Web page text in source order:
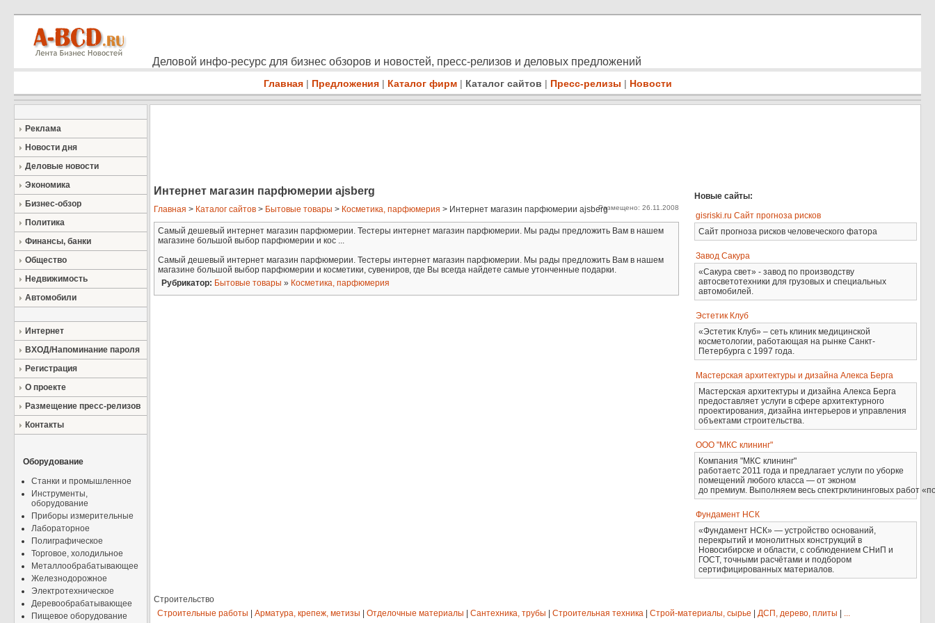
Деловой инфо-ресурс для бизнес обзоров и новостей, пресс-релизов и деловых предложений
Главная | Предложения | Каталог фирм | Каталог сайтов | Пресс-релизы | Новости
Реклама
Новости дня
Деловые новости
Экономика
Бизнес-обзор
Политика
Финансы, банки
Общество
Недвижимость
Автомобили
Интернет
ВХОД/Напоминание пароля
Регистрация
О проекте
Размещение пресс-релизов
Контакты
Оборудование
Станки и промышленное
Инструменты,
оборудование
Приборы измерительные
Лабораторное
Полиграфическое
Торговое, холодильное
Металлообрабатывающее
Железнодорожное
Электротехническое
Деревообрабатывающее
Пищевое оборудование
Интернет магазин парфюмерии ajsberg
Главная > Каталог сайтов > Бытовые товары > Косметика, парфюмерия > Интернет магазин парфюмерии ajsbergРазмещено: 26.11.2008
Самый дешевый интернет магазин парфюмерии. Тестеры интернет магазин парфюмерии. Мы рады предложить Вам в нашем
магазине большой выбор парфюмерии и кос ...
Самый дешевый интернет магазин парфюмерии. Тестеры интернет магазин парфюмерии. Мы рады предложить Вам в нашем
магазине большой выбор парфюмерии и косметики, сувениров, где Вы всегда найдете самые утонченные подарки.
Рубрикатор: Бытовые товары » Косметика, парфюмерия
Новые сайты:
gisriski.ru Сайт прогноза рисков
Сайт прогноза рисков человеческого фатора
Завод Сакура
«Сакура свет» - завод по производству
автосветотехники для грузовых и специальных
автомобилей.
Эстетик Клуб
«Эстетик Клуб» – сеть клиник медицинской
косметологии, работающая на рынке Санкт-
Петербурга с 1997 года.
Мастерская архитектуры и дизайна Алекса Берга
Мастерская архитектуры и дизайна Алекса Берга
предоставляет услуги в сфере архитектурного
проектирования, дизайна интерьеров и управления
объектами строительства.
ООО "МКС клининг"
Компания "МКС клининг"
работаетс 2011 года и предлагает услуги по уборке
помещений любого класса — от эконом
до премиум. Выполняем весь спектрклининговых работ
Фундамент НСК
«Фундамент НСК» — устройство оснований,
перекрытий и монолитных конструкций в
Новосибирске и области, с соблюдением СНиП и
ГОСТ, точными расчётами и подбором
сертифицированных материалов.
Строительство
Строительные работы
Арматура, крепеж, метизы Отделочные материалы Сантехника, трубы Строительная техника Строй-материалы, сырье ДСП, дерево, плиты
...